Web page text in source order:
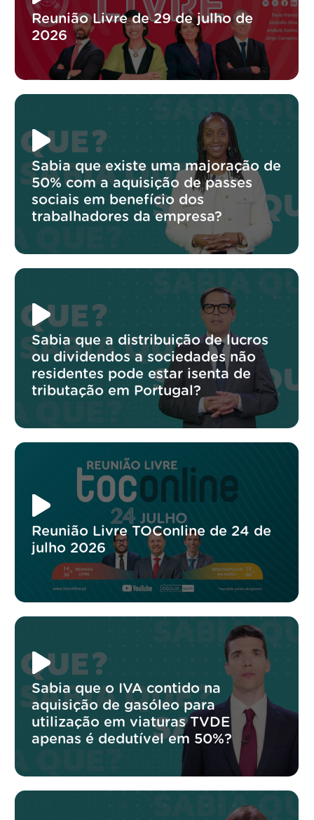
Reunião Livre de 29 de julho de
2026
Sabia que existe uma majoração de
50% com a aquisição de passes
sociais em benefício dos
trabalhadores da empresa?
Sabia que a distribuição de lucros
ou dividendos a sociedades não
residentes pode estar isenta de
tributação em Portugal?
Reunião Livre TOConline de 24 de
julho 2026
Sabia que o IVA contido na
aquisição de gasóleo para
utilização em viaturas TVDE
apenas é dedutível em 50%?